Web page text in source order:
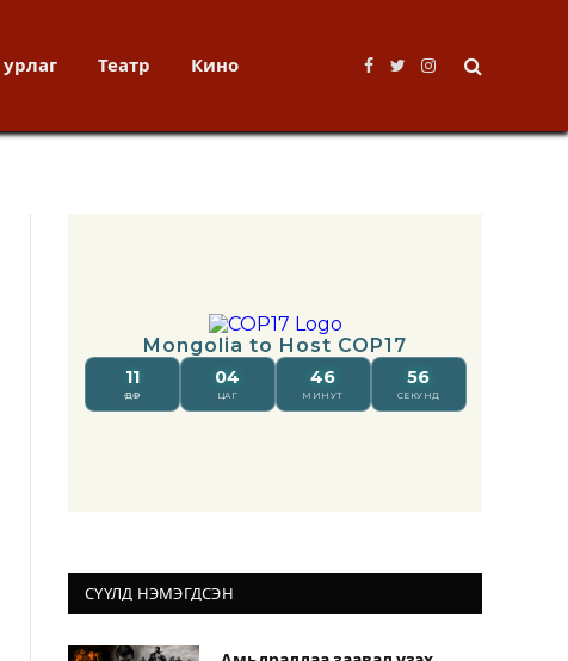
урлаг Театр Кино
Facebook
TwitterInstagram
СҮҮЛД НЭМЭГДСЭН